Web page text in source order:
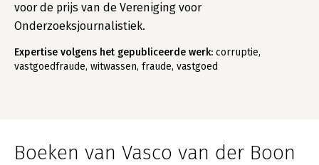
voor de prijs van de Vereniging voor
Onderzoeksjournalistiek.
Expertise volgens het gepubliceerde werk: corruptie,
vastgoedfraude, witwassen, fraude, vastgoed
Boeken van Vasco van der Boon